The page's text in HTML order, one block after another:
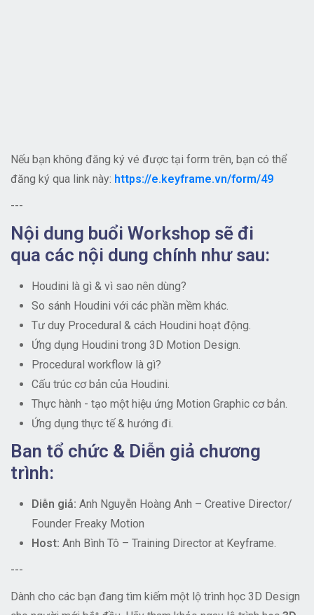
Nếu bạn không đăng ký vé được tại form trên, bạn có thể
đăng ký qua link này: https://e.keyframe.vn/form/49
---
Nội dung buổi Workshop sẽ đi
qua các nội dung chính như sau:
Houdini là gì & vì sao nên dùng?
So sánh Houdini với các phần mềm khác.
Tư duy Procedural & cách Houdini hoạt động.
Ứng dụng Houdini trong 3D Motion Design.
Procedural workflow là gì?
Cấu trúc cơ bản của Houdini.
Thực hành - tạo một hiệu ứng Motion Graphic cơ bản.
Ứng dụng thực tế & hướng đi.
Ban tổ chức & Diễn giả chương
trình:
Diễn giả: Anh Nguyễn Hoàng Anh – Creative Director/
Founder Freaky Motion
Host: Anh Bình Tô – Training Director at Keyframe.
---
Dành cho các bạn đang tìm kiếm một lộ trình học 3D Design